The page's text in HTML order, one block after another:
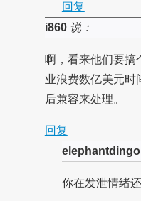
回复
i860说：
啊，看来他们要
业浪费数亿美元时
后兼容来处理。
回复
elephantdingo
你在发泄情绪